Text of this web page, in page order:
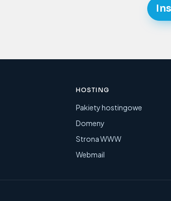
HOSTING
Pakiety hostingowe
Domeny
Strona WWW
Webmail